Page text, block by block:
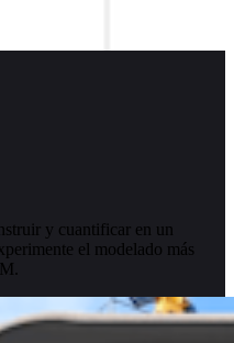
y cuantificar en un
el modelado más